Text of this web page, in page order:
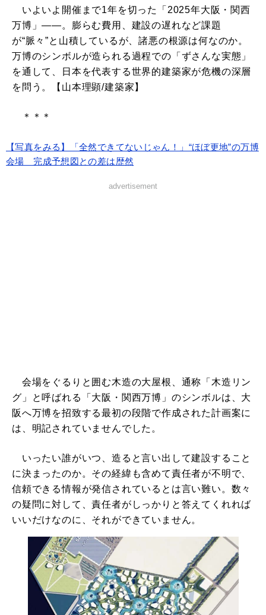
いよいよ開催まで1年を切った「2025年大阪・関西
万博」――。膨らむ費用、建設の遅れなど課題
が“脈々”と山積しているが、諸悪の根源は何なのか。
万博のシンボルが造られる過程での「ずさんな実態」
を通して、日本を代表する世界的建築家が危機の深層
を問う。【山本理顕/建築家】
＊＊＊
【写真をみる】「全然できてないじゃん！」“ほぼ更地”の万博
会場 完成予想図との差は歴然
advertisement
会場をぐるりと囲む木造の大屋根、通称「木造リン
グ」と呼ばれる「大阪・関西万博」のシンボルは、大
阪へ万博を招致する最初の段階で作成された計画案に
は、明記されていませんでした。
いったい誰がいつ、造ると言い出して建設すること
に決まったのか。その経緯も含めて責任者が不明で、
信頼できる情報が発信されているとは言い難い。数々
の疑問に対して、責任者がしっかりと答えてくれれば
いいだけなのに、それができていません。